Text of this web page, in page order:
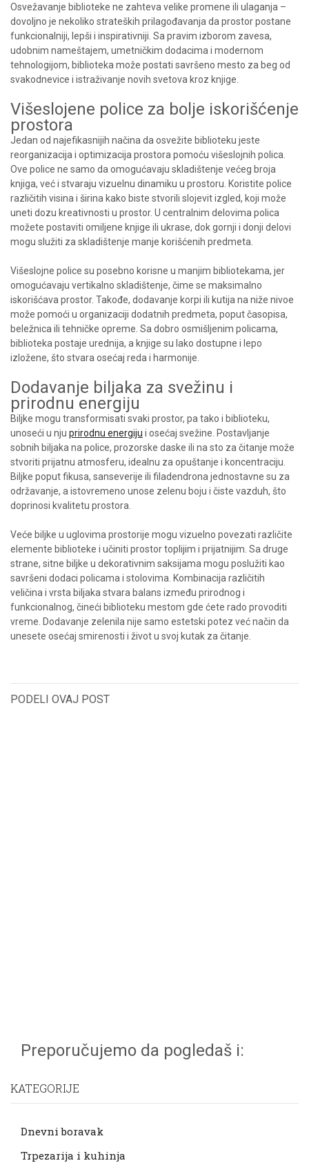
Osvežavanje biblioteke ne zahteva velike promene ili ulaganja –
dovoljno je nekoliko strateških prilagođavanja da prostor postane
funkcionalniji, lepši i inspirativniji. Sa pravim izborom zavesa,
udobnim nameštajem, umetničkim dodacima i modernom
tehnologijom, biblioteka može postati savršeno mesto za beg od
svakodnevice i istraživanje novih svetova kroz knjige.
Višeslojene police za bolje iskorišćenje
prostora
Jedan od najefikasnijih načina da osvežite biblioteku jeste
reorganizacija i optimizacija prostora pomoću višeslojnih polica.
Ove police ne samo da omogućavaju skladištenje većeg broja
knjiga, već i stvaraju vizuelnu dinamiku u prostoru. Koristite police
različitih visina i širina kako biste stvorili slojevit izgled, koji može
uneti dozu kreativnosti u prostor. U centralnim delovima polica
možete postaviti omiljene knjige ili ukrase, dok gornji i donji delovi
mogu služiti za skladištenje manje korišćenih predmeta.
Višeslojne police su posebno korisne u manjim bibliotekama, jer
omogućavaju vertikalno skladištenje, čime se maksimalno
iskorišćava prostor. Takođe, dodavanje korpi ili kutija na niže nivoe
može pomoći u organizaciji dodatnih predmeta, poput časopisa,
beležnica ili tehničke opreme. Sa dobro osmišljenim policama,
biblioteka postaje urednija, a knjige su lako dostupne i lepo
izložene, što stvara osećaj reda i harmonije.
Dodavanje biljaka za svežinu i
prirodnu energiju
Biljke mogu transformisati svaki prostor, pa tako i biblioteku,
unoseći u nju prirodnu energiju i osećaj svežine. Postavljanje
sobnih biljaka na police, prozorske daske ili na sto za čitanje može
stvoriti prijatnu atmosferu, idealnu za opuštanje i koncentraciju.
Biljke poput fikusa, sanseverije ili filadendrona jednostavne su za
održavanje, a istovremeno unose zelenu boju i čiste vazduh, što
doprinosi kvalitetu prostora.
Veće biljke u uglovima prostorije mogu vizuelno povezati različite
elemente biblioteke i učiniti prostor toplijim i prijatnijim. Sa druge
strane, sitne biljke u dekorativnim saksijama mogu poslužiti kao
savršeni dodaci policama i stolovima. Kombinacija različitih
veličina i vrsta biljaka stvara balans između prirodnog i
funkcionalnog, čineći biblioteku mestom gde ćete rado provoditi
vreme. Dodavanje zelenila nije samo estetski potez već način da
unesete osećaj smirenosti i život u svoj kutak za čitanje.
PODELI OVAJ POST
Preporučujemo da pogledaš i:
KATEGORIJE
Dnevni boravak
Trpezarija i kuhinja